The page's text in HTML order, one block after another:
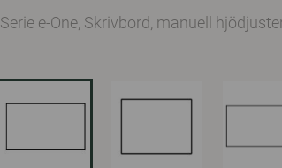
Serie e-One, Skrivbord, manuell